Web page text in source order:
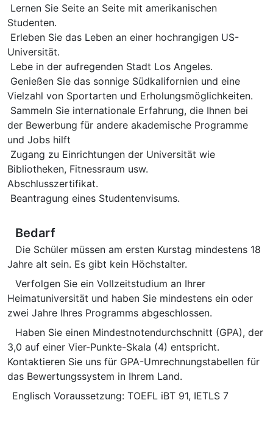
Lernen Sie Seite an Seite mit amerikanischen
Studenten.
Erleben Sie das Leben an einer hochrangigen US-
Universität.
Lebe in der aufregenden Stadt Los Angeles.
Genießen Sie das sonnige Südkalifornien und eine
Vielzahl von Sportarten und Erholungsmöglichkeiten.
Sammeln Sie internationale Erfahrung, die Ihnen bei
der Bewerbung für andere akademische Programme
und Jobs hilft
Zugang zu Einrichtungen der Universität wie
Bibliotheken, Fitnessraum usw.
Abschlusszertifikat.
Beantragung eines Studentenvisums.
Bedarf
Die Schüler müssen am ersten Kurstag mindestens 18
Jahre alt sein. Es gibt kein Höchstalter.
Verfolgen Sie ein Vollzeitstudium an Ihrer
Heimatuniversität und haben Sie mindestens ein oder
zwei Jahre Ihres Programms abgeschlossen.
Haben Sie einen Mindestnotendurchschnitt (GPA), der
3,0 auf einer Vier-Punkte-Skala (4) entspricht.
Kontaktieren Sie uns für GPA-Umrechnungstabellen für
das Bewertungssystem in Ihrem Land.
Englisch Voraussetzung: TOEFL iBT 91, IETLS 7